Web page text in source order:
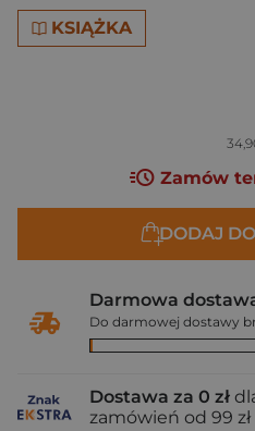
KSIĄŻKA
Zamów
DODAJ
Darmowa
Do darmowej dostawy
Dostawa za 0 zł
zamówień od 99 zł